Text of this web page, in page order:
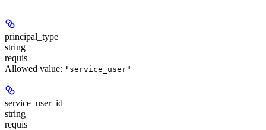
principal_type
string
requis
Allowed value: "service_user"
service_user_id
string
requis